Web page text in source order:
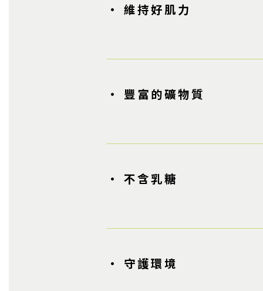
• 維持好肌力
• 豐富的礦物質
• 不含乳糖
• 守護環境